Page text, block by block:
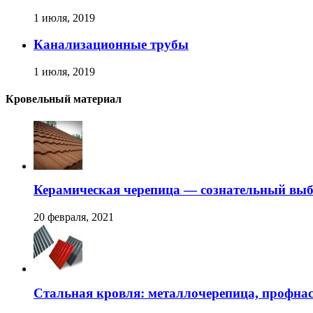
1 июля, 2019
Канализационные трубы
1 июля, 2019
Кровельный материал
Керамическая черепица — сознательный
20 февраля, 2021
Стальная кровля: металлочерепица,